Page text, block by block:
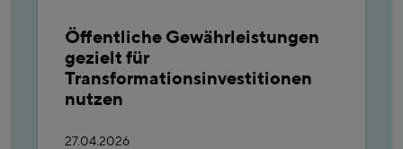
Öffentliche Gewährleistungen
gezielt für
Transformationsinvestitionen
nutzen
27.04.2026